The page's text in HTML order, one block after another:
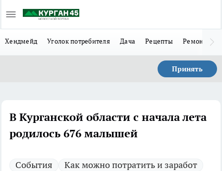
Хендмейд Уголок потребителя Дача Рецепты Ремонт
Принять
В Курганской области с начала лета
родилось 676 малышей
Cобытия
Как можно потратить и заработ